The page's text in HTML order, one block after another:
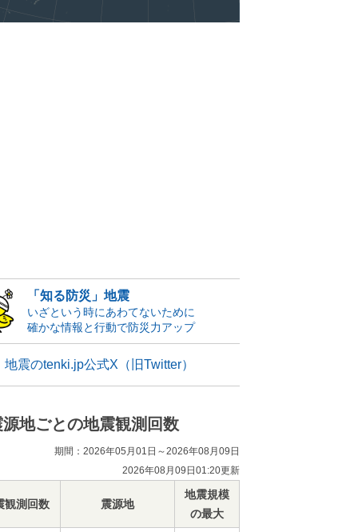
「知る防災」地震
いざという時にあわてないために
確かな情報と行動で防災力アップ
地震のtenki.jp公式X（旧Twitter）
源地ごとの地震観測回数
期間：2026年05月01日～2026年08月09日
2026年08月09日01:20更新
観測回数 震源地
地震規模
の最大